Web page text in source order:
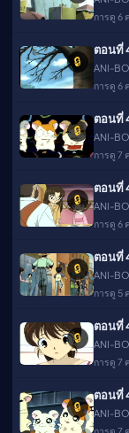
การดู 6
🔒
ตอนที่
ANI-
การดู 6
🔒
ตอนที่
ANI-
การดู 7
🔒
ตอนที่
ANI-
การดู 6
🔒
ตอนที่
ANI-
การดู 5
🔒
ตอนที่
ANI-
การดู 7
🔒
ตอนที่
ANI-